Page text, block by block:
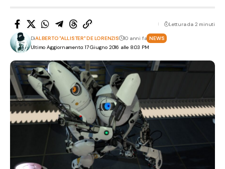
Ultimo Aggiornamento: 17 Giugno 2016 alle 8:03 PM
DiALBERTO "ALLISTER" DE LORENZIS 10 anni fa NEWS
Lettura da 2 minuti